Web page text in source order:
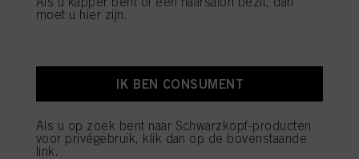
IGORA VIBRANCE 5-16 Light
REGISTEREN EN KOPEN
moet u hier zijn.
IK BEN CONSUMENT
Als u op zoek bent naar Schwarzkopf-producten
voor privégebruik, klik dan op de bovenstaande
link.